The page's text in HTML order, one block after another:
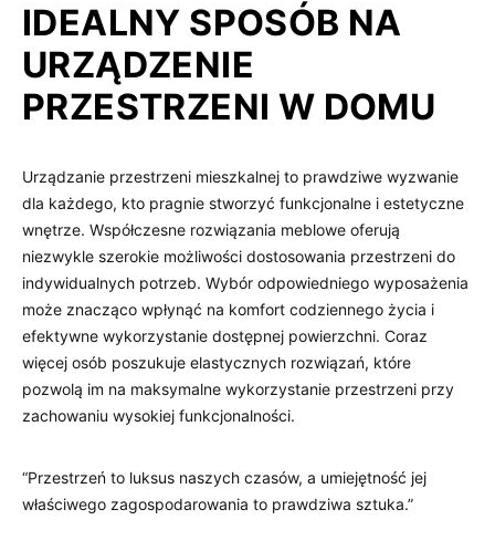
IDEALNY SPOSÓB NA
URZĄDZENIE
PRZESTRZENI W DOMU
Urządzanie przestrzeni mieszkalnej to prawdziwe wyzwanie
dla każdego, kto pragnie stworzyć funkcjonalne i estetyczne
wnętrze. Współczesne rozwiązania meblowe oferują
niezwykle szerokie możliwości dostosowania przestrzeni do
indywidualnych potrzeb. Wybór odpowiedniego wyposażenia
może znacząco wpłynąć na komfort codziennego życia i
efektywne wykorzystanie dostępnej powierzchni. Coraz
więcej osób poszukuje elastycznych rozwiązań, które
pozwolą im na maksymalne wykorzystanie przestrzeni przy
zachowaniu wysokiej funkcjonalności.
“Przestrzeń to luksus naszych czasów, a umiejętność jej
właściwego zagospodarowania to prawdziwa sztuka.”